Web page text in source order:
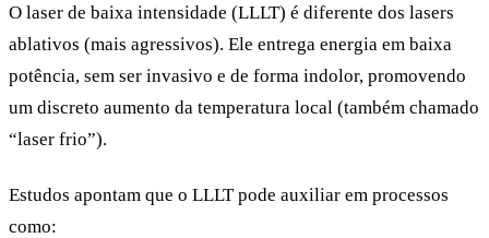
O laser de baixa intensidade (LLLT) é diferente dos lasers
ablativos (mais agressivos). Ele entrega energia em baixa
potência, sem ser invasivo e de forma indolor, promovendo
um discreto aumento da temperatura local (também chamado
“laser frio”).
Estudos apontam que o LLLT pode auxiliar em processos
como: